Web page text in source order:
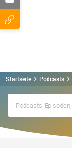
Startseite Podcasts